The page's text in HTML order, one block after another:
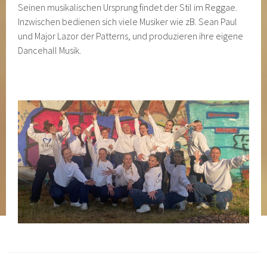
Seinen musikalischen Ursprung findet der Stil im Reggae.
Inzwischen bedienen sich viele Musiker wie zB. Sean Paul
und Major Lazor der Patterns, und produzieren ihre eigene
Dancehall Musik.